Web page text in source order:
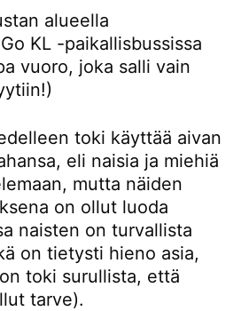
alueella
KL -paikallisbussissa
vuoro, joka salli vain
toki käyttää aivan
eli naisia ja miehiä
mutta näiden
on ollut luoda
naisten on turvallista
on tietysti hieno asia,
toki surullista, että
tarve).